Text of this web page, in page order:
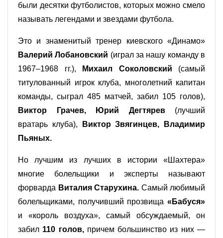
были десятки футболистов, которых можно смело
называть легендами и звездами футбола.
Это и знаменитый тренер киевского «Динамо»
Валерий Лобановский (играл за нашу команду в
1967–1968 гг.),
Михаил Соколовский (самый
титулованный игрок клуба, многолетний капитан
команды, сыграл 485 матчей, забил 105 голов),
Виктор Грачев, Юрий Дегтярев(лучший
вратарь клуба),
Виктор Звягинцев, Владимир
Пьяных.
Но лучшим из лучших в истории «Шахтера»
многие болельщики и эксперты называют
форварда Виталия Старухина. Самый любимый
болельщиками, получивший прозвища «Бабуся»
и «король воздуха», самый обсуждаемый, он
забил 110 голов, причем большинство из них —